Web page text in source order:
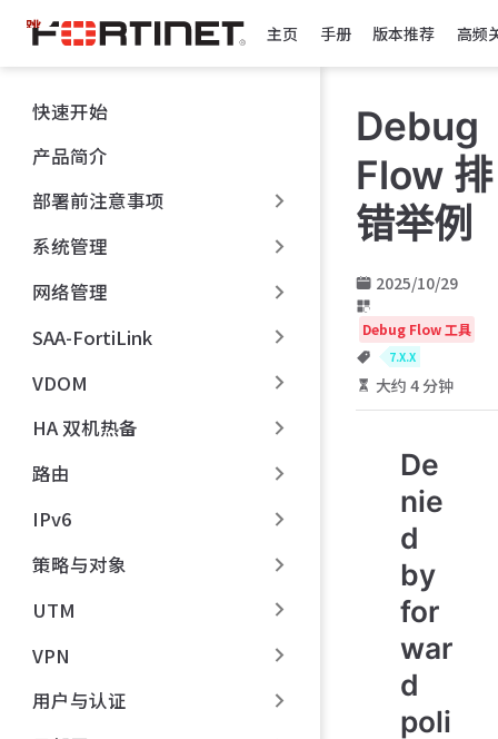
跳
至
主
內
容
主页 手册 版本推荐 高频
快速开始
产品简介
部署前注意事项
系统管理
网络管理
SAA-FortiLink
VDOM
HA 双机热备
路由
IPv6
策略与对象
UTM
VPN
用户与认证
Debug
Flow 排
错举例
2025/10/29
Debug Flow 工具
7.X.X
大约 4 分钟
De
nie
d
by
for
war
d
poli